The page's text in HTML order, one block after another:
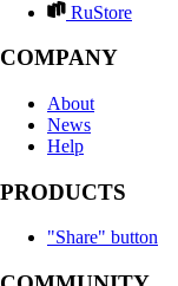
RuStore
COMPANY
About
News
Help
PRODUCTS
"Share" button